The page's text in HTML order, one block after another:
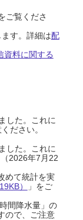
ご覧くださ
す。詳細は配
資料に関する
した。これに
ださい。
した。これに
2026年7月22
めて統計を実
）
」をご
間降水量」の
ので、ご注意